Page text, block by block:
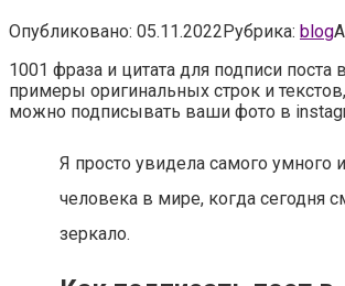
Опубликовано: 05.11.2022Рубрика: blog
1001 фраза и цитата для подписи поста
примеры оригинальных строк и
можно подписывать ваши фото в
Я просто увидела самого умного
человека в мире, когда сегодня
зеркало.